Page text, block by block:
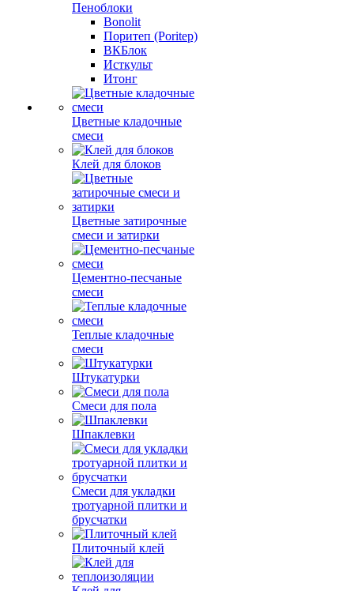
Пеноблоки
Bonolit
Поритеп (Poritep)
ВКБлок
Исткульт
Итонг
Цветные кладочные
смеси
Клей для блоков
Цветные затирочные
смеси и затирки
Цементно-песчаные
смеси
Теплые кладочные
смеси
Штукатурки
Смеси для пола
Шпаклевки
Смеси для укладки
тротуарной плитки и
брусчатки
Плиточный клей